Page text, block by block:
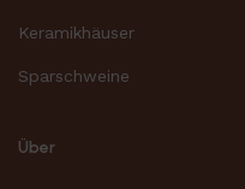
Keramikhäuser
Sparschweine
Über